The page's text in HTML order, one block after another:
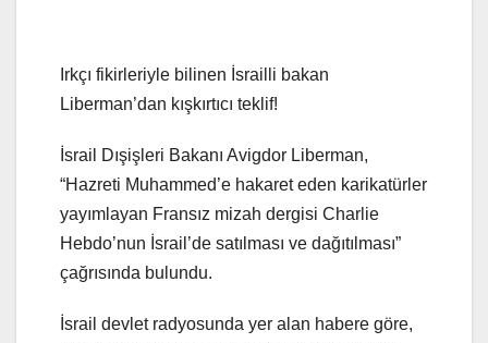
Irkçı fikirleriyle bilinen İsrailli bakan
Liberman’dan kışkırtıcı teklif!
İsrail Dışişleri Bakanı Avigdor Liberman,
“Hazreti Muhammed’e hakaret eden karikatürler
yayımlayan Fransız mizah dergisi Charlie
Hebdo’nun İsrail’de satılması ve dağıtılması”
çağrısında bulundu.
İsrail devlet radyosunda yer alan habere göre,